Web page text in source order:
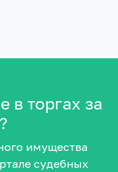
в торгах за
имущества
судебных